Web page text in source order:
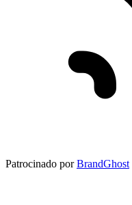
Patrocinado por BrandGhost